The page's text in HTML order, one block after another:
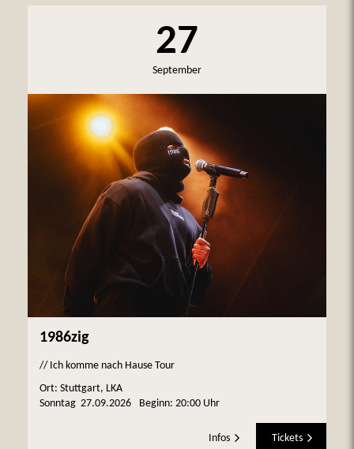
27
September
1986zig
// Ich komme nach Hause Tour
Ort: Stuttgart, LKA
Sonntag 27.09.2026 Beginn: 20:00 Uhr
Infos Tickets